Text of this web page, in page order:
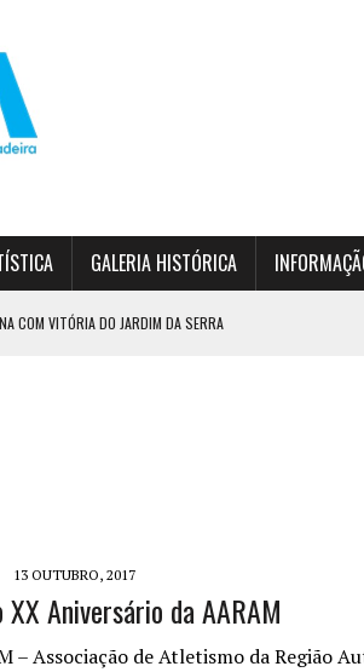
GALERIA HISTÓRICA
COM VITÓRIA DO JARDIM DA SERRA
13 OUTUBRO, 2017
XX Aniversário da AARAM
– Associação de Atletismo da Região